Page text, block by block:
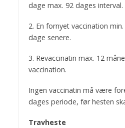
dage max. 92 dages interval.
2. En fornyet vaccination
dage senere.
3. Revaccinatin max. 12
vaccination.
Ingen vaccinatin må være
dages periode, før hesten
Travheste